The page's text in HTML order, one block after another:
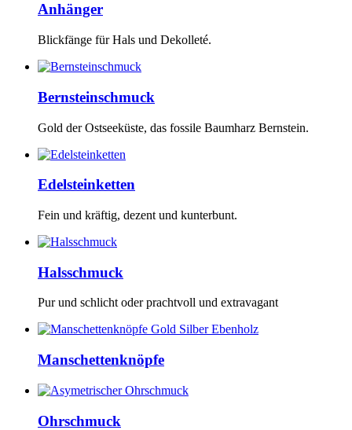
Anhänger
Blickfänge für Hals und Dekolleté.
Bernsteinschmuck
Gold der Ostseeküste, das fossile Baumharz Bernstein.
Edelsteinketten
Fein und kräftig, dezent und kunterbunt.
Halsschmuck
Pur und schlicht oder prachtvoll und extravagant
Manschettenknöpfe
Ohrschmuck